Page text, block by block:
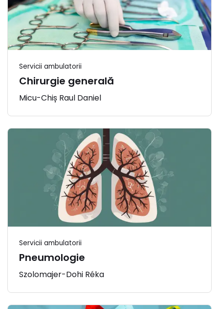
Servicii ambulatorii
Chirurgie generală
Micu-Chiș Raul Daniel
Servicii ambulatorii
Pneumologie
Szolomajer-Dohi Réka